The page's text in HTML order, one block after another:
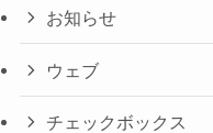
お知らせ
ウェブ
チェックボックス